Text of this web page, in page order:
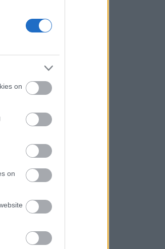
on
on
ΗΠΑ: Ο Αμπντούλ Ελ Σαγιέντ, της
ΑΠΕ και Vodafone στο επίκεντρο της
επόμενης φάσης ανάπτυξης
Prodea: Εγκρίθηκε πρόγραμμα
επαναγοράς έως 1,3 εκατ. ιδίων
Viohalco: Στα 4,3 δισ. ευρώ ο τζίρος
εξαμήνου, αύξηση 14% - «Άλμα» 62%
στα κέρδη προ φόρων